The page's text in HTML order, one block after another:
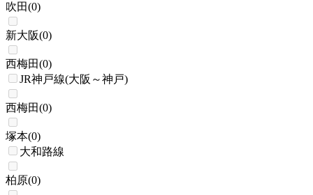
吹田(0)
新大阪(0)
西梅田(0)
JR神戸線(大阪～神戸)
西梅田(0)
塚本(0)
大和路線
柏原(0)